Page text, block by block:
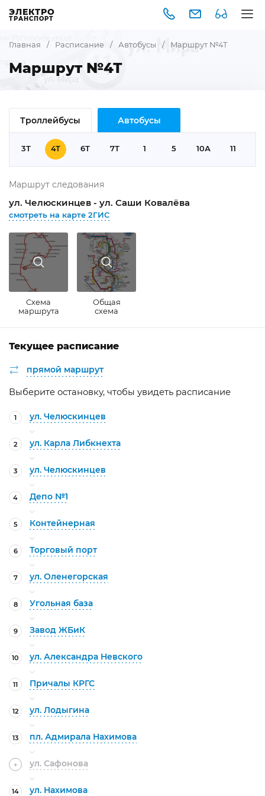
ЭЛЕКТРО
ТРАНСПОРТ
Главная / Расписание / Автобусы / Маршрут №4Т
Маршрут №4Т
Троллейбусы Автобусы
3Т 4Т 6Т 7Т 1 5 10А 11
Маршрут следования
ул. Челюскинцев - ул. Саши Ковалёва
смотреть на карте 2ГИС
Схема
маршрута
Общая
схема
Текущее расписание
прямой маршрут
Выберите остановку, чтобы увидеть расписание
1 ул. Челюскинцев
2 ул. Карла Либкнехта
3 ул. Челюскинцев
4 Депо №1
5 Контейнерная
6 Торговый порт
7 ул. Оленегорская
8 Угольная база
9 Завод ЖБиК
10 ул. Александра Невского
11 Причалы КРГС
12 ул. Лодыгина
13 пл. Адмирала Нахимова
+ ул. Сафонова
14 ул. Нахимова